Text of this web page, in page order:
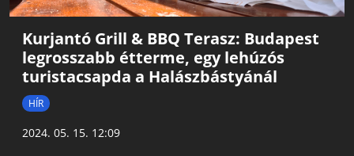
Kurjantó Grill & BBQ Terasz: Budapest
legrosszabb étterme, egy lehúzós
turistacsapda a Halászbástyánál
HÍR
2024. 05. 15. 12:09